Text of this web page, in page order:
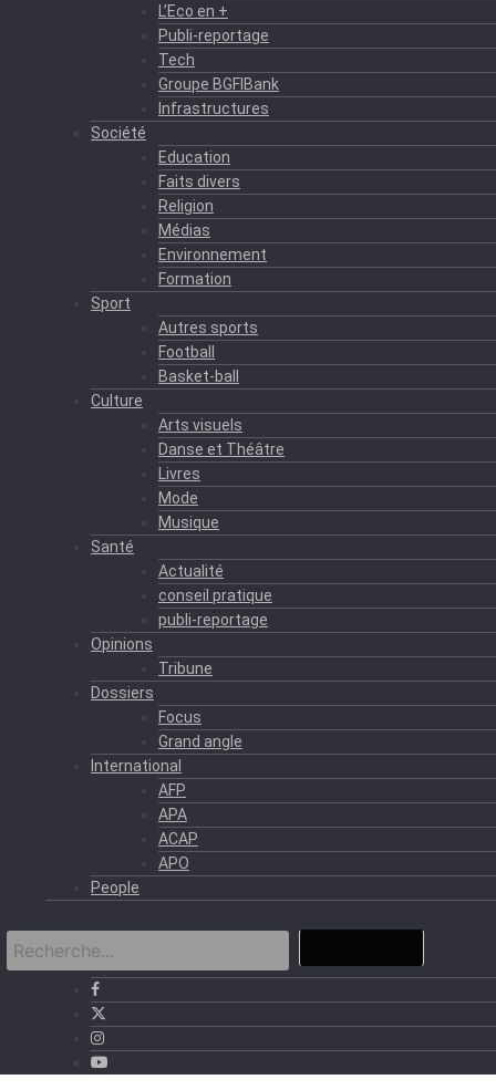
L’Eco en +
Publi-reportage
Tech
Groupe BGFIBank
Infrastructures
Société
Education
Faits divers
Religion
Médias
Environnement
Formation
Sport
Autres sports
Football
Basket-ball
Culture
Arts visuels
Danse et Théâtre
Livres
Mode
Musique
Santé
Actualité
conseil pratique
publi-reportage
Opinions
Tribune
Dossiers
Focus
Grand angle
International
AFP
APA
ACAP
APO
People